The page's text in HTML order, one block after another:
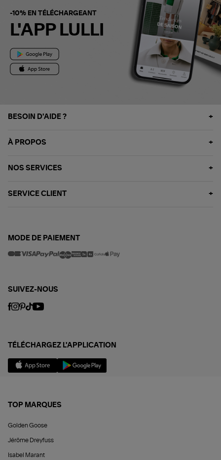
-10% EN TÉLÉCHARGEANT
L'APP LULLI
BESOIN D'AIDE ?
À PROPOS
NOS SERVICES
SERVICE CLIENT
MODE DE PAIEMENT
SUIVEZ-NOUS
TÉLÉCHARGEZ L'APPLICATION
TOP MARQUES
Golden Goose
Jérôme Dreyfuss
Isabel Marant